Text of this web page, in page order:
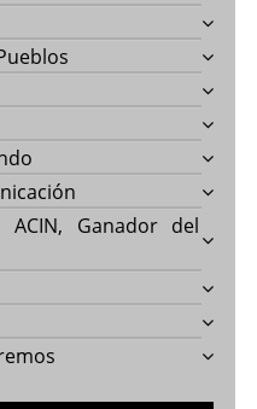
ACIN, Ganador del